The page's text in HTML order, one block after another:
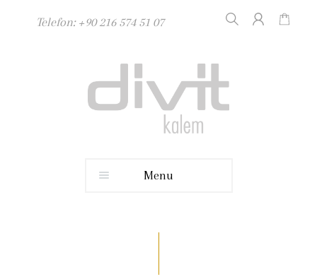
Telefon: +90 216 574 51 07
Menu